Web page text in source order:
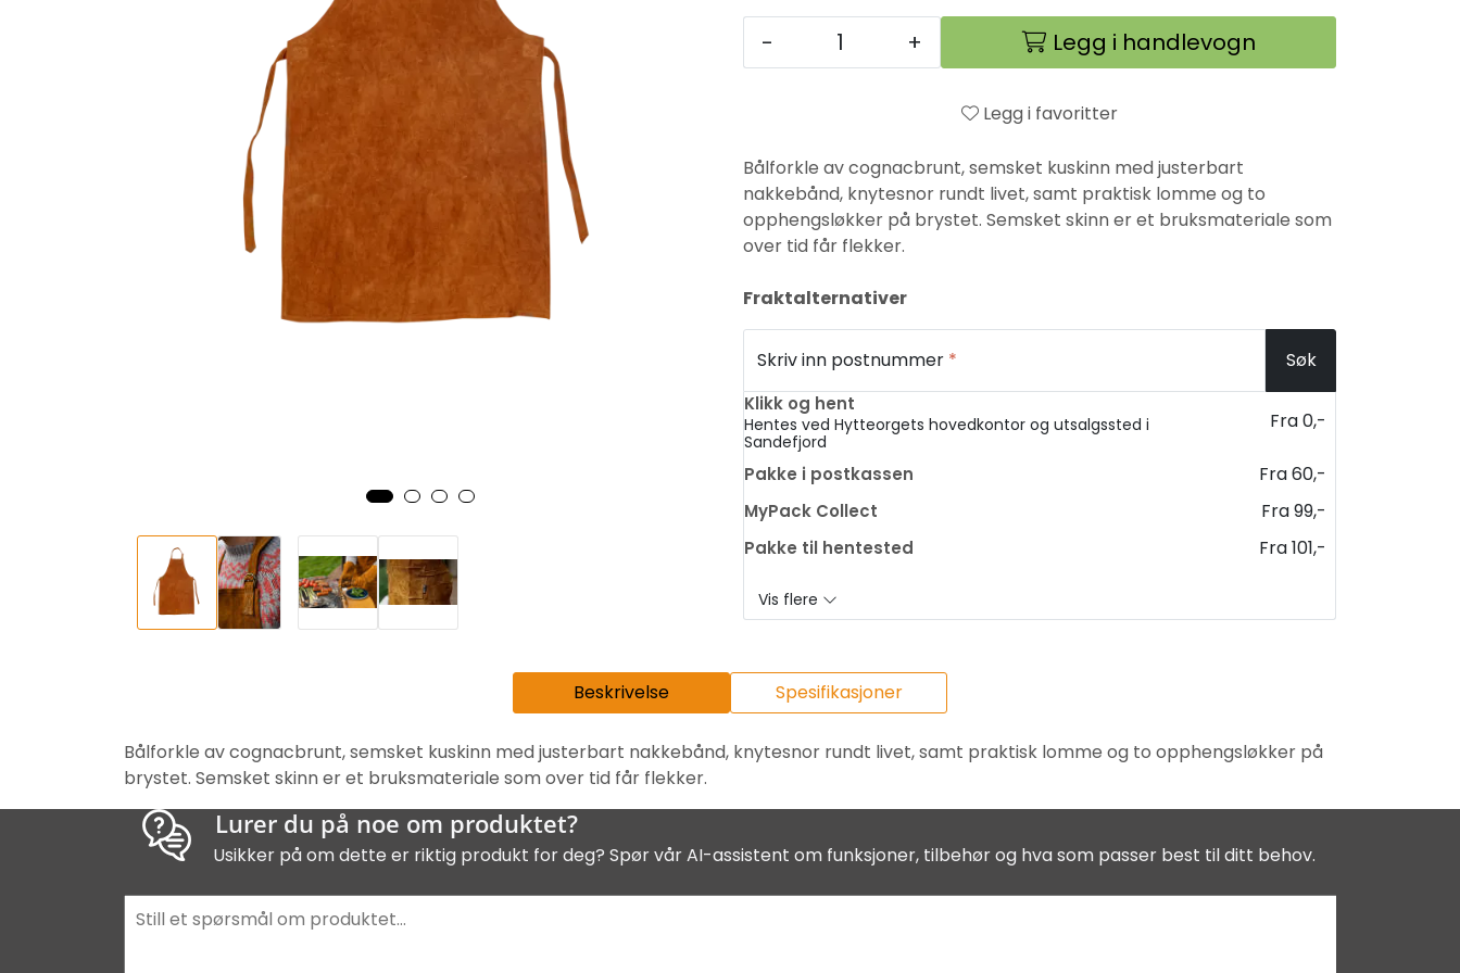
- + Legg i handlevogn
Legg i favoritter
Bålforkle av cognacbrunt, semsket kuskinn med justerbart
nakkebånd, knytesnor rundt livet, samt praktisk lomme og to
opphengsløkker på brystet. Semsket skinn er et bruksmateriale som
over tid får flekker.
Fraktalternativer
Skriv inn postnummer * Søk
Klikk og hent
Hentes ved Hytteorgets hovedkontor og utsalgssted i
Sandefjord
Fra 0,-
Pakke i postkassen Fra 60,-
MyPack Collect Fra 99,-
Pakke til hentested Fra 101,-
Vis flere
Beskrivelse Spesifikasjoner
Bålforkle av cognacbrunt, semsket kuskinn med justerbart nakkebånd, knytesnor rundt livet, samt praktisk lomme og to opphengsløkker på
brystet. Semsket skinn er et bruksmateriale som over tid får flekker.
Lurer du på noe om produktet?
Usikker på om dette er riktig produkt for deg? Spør vår AI-assistent om funksjoner, tilbehør og hva som passer best til ditt behov.